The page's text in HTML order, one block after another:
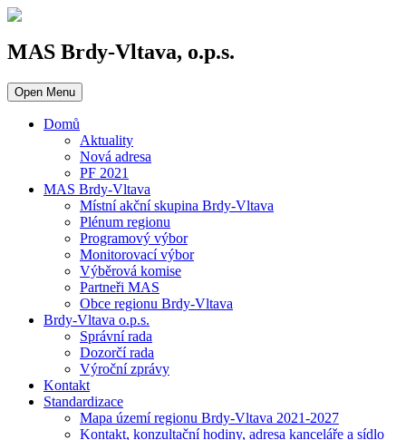
MAS Brdy-Vltava, o.p.s.
Open Menu
Domů
Aktuality
Nová adresa
PF 2021
MAS Brdy-Vltava
Místní akční skupina Brdy-Vltava
Plénum regionu
Programový výbor
Monitorovací výbor
Výběrová komise
Partneři MAS
Obce regionu Brdy-Vltava
Brdy-Vltava o.p.s.
Správní rada
Dozorčí rada
Výroční zprávy
Kontakt
Standardizace
Mapa území regionu Brdy-Vltava 2021-2027
Kontakt, konzultační hodiny, adresa kanceláře a sídlo